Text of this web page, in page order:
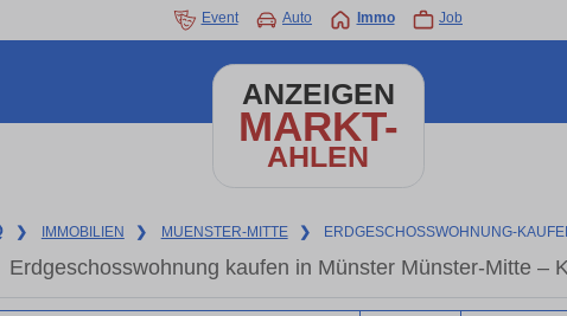
Event Auto Immo Job
ANZEIGEN
MARKT-
AHLEN
❯ IMMOBILIEN ❯ MUENSTER-MITTE ❯ ERDGESCHOSSWOHNUNG-
Erdgeschosswohnung kaufen in Münster Münster-Mitte –